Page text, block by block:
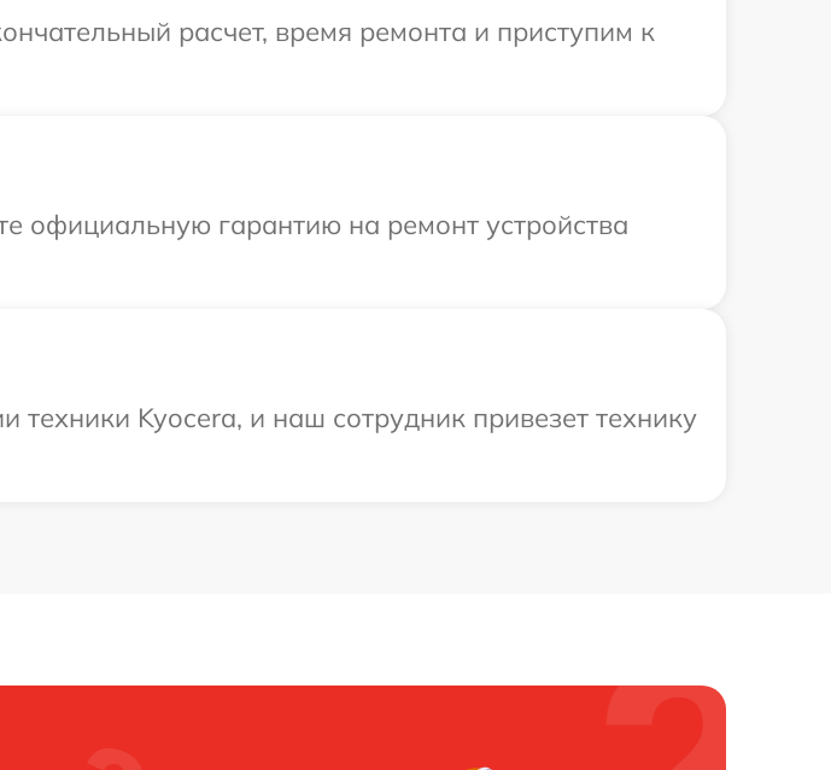
расчет, время ремонта и приступим к
официальную гарантию на ремонт устройства
Kyocera, и наш сотрудник привезет технику